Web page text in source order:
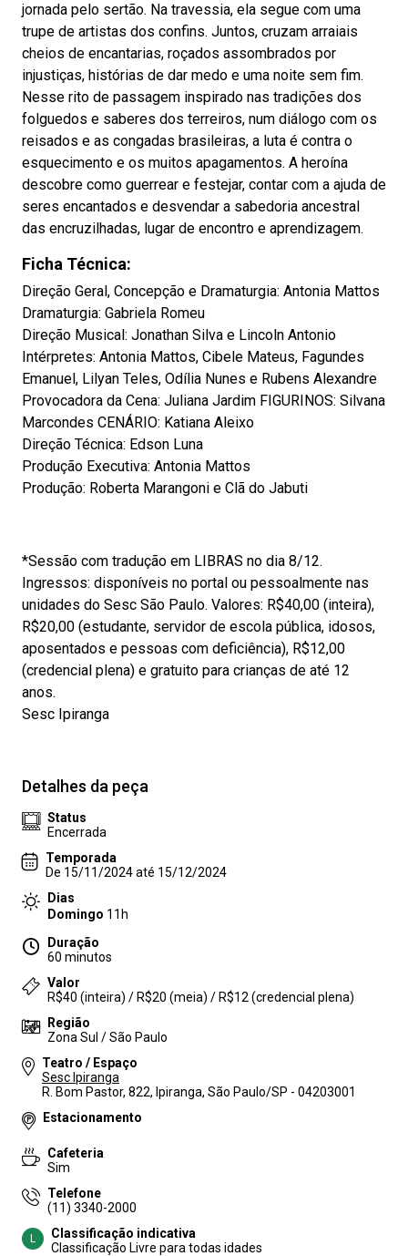
jornada pelo sertão. Na travessia, ela segue com uma
trupe de artistas dos confins. Juntos, cruzam arraiais
cheios de encantarias, roçados assombrados por
injustiças, histórias de dar medo e uma noite sem fim.
Nesse rito de passagem inspirado nas tradições dos
folguedos e saberes dos terreiros, num diálogo com os
reisados e as congadas brasileiras, a luta é contra o
esquecimento e os muitos apagamentos. A heroína
descobre como guerrear e festejar, contar com a ajuda de
seres encantados e desvendar a sabedoria ancestral
das encruzilhadas, lugar de encontro e aprendizagem.
Ficha Técnica:
Direção Geral, Concepção e Dramaturgia: Antonia Mattos
Dramaturgia: Gabriela Romeu
Direção Musical: Jonathan Silva e Lincoln Antonio
Intérpretes: Antonia Mattos, Cibele Mateus, Fagundes
Emanuel, Lilyan Teles, Odília Nunes e Rubens Alexandre
Provocadora da Cena: Juliana Jardim FIGURINOS: Silvana
Marcondes CENÁRIO: Katiana Aleixo
Direção Técnica: Edson Luna
Produção Executiva: Antonia Mattos
Produção: Roberta Marangoni e Clã do Jabuti
*Sessão com tradução em LIBRAS no dia 8/12.
Ingressos: disponíveis no portal ou pessoalmente nas
unidades do Sesc São Paulo. Valores: R$40,00 (inteira),
R$20,00 (estudante, servidor de escola pública, idosos,
aposentados e pessoas com deficiência), R$12,00
(credencial plena) e gratuito para crianças de até 12
anos.
Sesc Ipiranga
Detalhes da peça
Status
Encerrada
Temporada
De 15/11/2024 até 15/12/2024
Dias
Domingo 11h
Duração
60 minutos
Valor
R$40 (inteira) / R$20 (meia) / R$12 (credencial plena)
Região
Zona Sul / São Paulo
Teatro / Espaço
Sesc Ipiranga
R. Bom Pastor, 822, Ipiranga, São Paulo/SP - 04203001
Estacionamento
Cafeteria
Sim
Telefone
(11) 3340-2000
L
Classificação indicativa
Classificação Livre para todas idades